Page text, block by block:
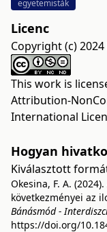
egyetemisták
Licenc
Copyright (c)
This work is
Attribution-
International
Hogyan
Kiválasztott
Okesina, F. A.
következményei az
Bánásmód -
https://doi.org/